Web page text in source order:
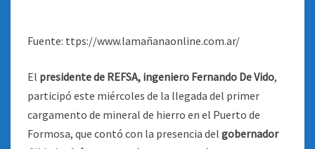
Fuente: ttps://www.lamañanaonline.com.ar/
El presidente de REFSA, ingeniero Fernando De Vido,
participó este miércoles de la llegada del primer
cargamento de mineral de hierro en el Puerto de
Formosa, que contó con la presencia del gobernador